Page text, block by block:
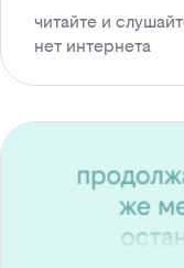
читайте и
нет интернета